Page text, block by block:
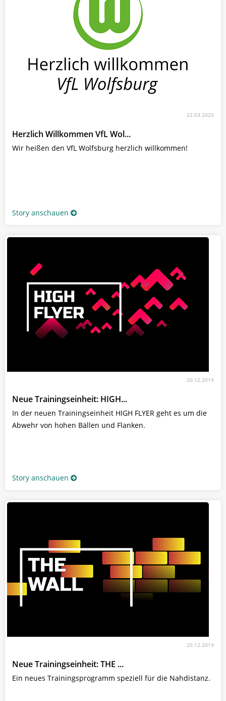
22.03.2020
Herzlich Willkommen VfL Wol...
Wir heißen den VfL Wolfsburg herzlich willkommen!
Story anschauen
20.12.2019
Neue Trainingseinheit: HIGH...
In der neuen Trainingseinheit HIGH FLYER geht es um die
Abwehr von hohen Bällen und Flanken.
Story anschauen
20.12.2019
Neue Trainingseinheit: THE ...
Ein neues Trainingsprogramm speziell für die Nahdistanz.